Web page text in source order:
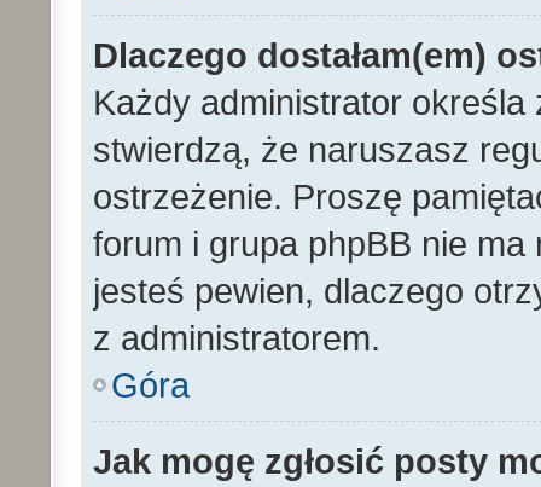
Dlaczego dostałam(em)
Każdy administrator
stwierdzą, że naruszasz
ostrzeżenie. Proszę
forum i grupa phpBB nie
jesteś pewien, dlaczego
z administratorem.
Góra
Jak mogę zgłosić posty